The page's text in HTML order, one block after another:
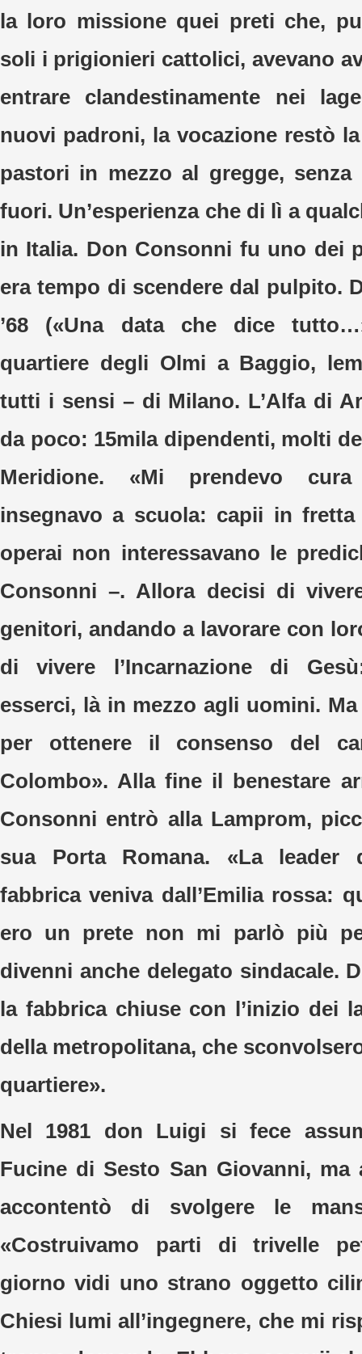
la loro missione quei preti che,
soli i prigionieri cattolici, avevano
entrare clandestinamente nei
nuovi padroni, la vocazione restò
pastori in mezzo al gregge, senza
fuori. Un’esperienza che di lì a
in Italia. Don Consonni fu uno dei
era tempo di scendere dal pulpito.
’68 («Una data che dice
quartiere degli Olmi a Baggio,
tutti i sensi – di Milano. L’Alfa di
da poco: 15mila dipendenti, molti
Meridione. «Mi prendevo
insegnavo a scuola: capii in
operai non interessavano le
Consonni –. Allora decisi di
genitori, andando a lavorare con
di vivere l’Incarnazione di
esserci, là in mezzo agli uomini.
per ottenere il consenso del
Colombo». Alla fine il benestare
Consonni entrò alla Lamprom,
sua Porta Romana. «La leader
fabbrica veniva dall’Emilia rossa:
ero un prete non mi parlò più
divenni anche delegato sindacale.
la fabbrica chiuse con l’inizio dei
della metropolitana, che
quartiere».
Nel 1981 don Luigi si fece
Fucine di Sesto San Giovanni,
accontentò di svolgere le
«Costruivamo parti di trivelle
giorno vidi uno strano oggetto
Chiesi lumi all’ingegnere, che mi